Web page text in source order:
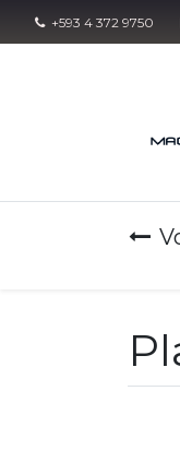
+593 4 372 9750